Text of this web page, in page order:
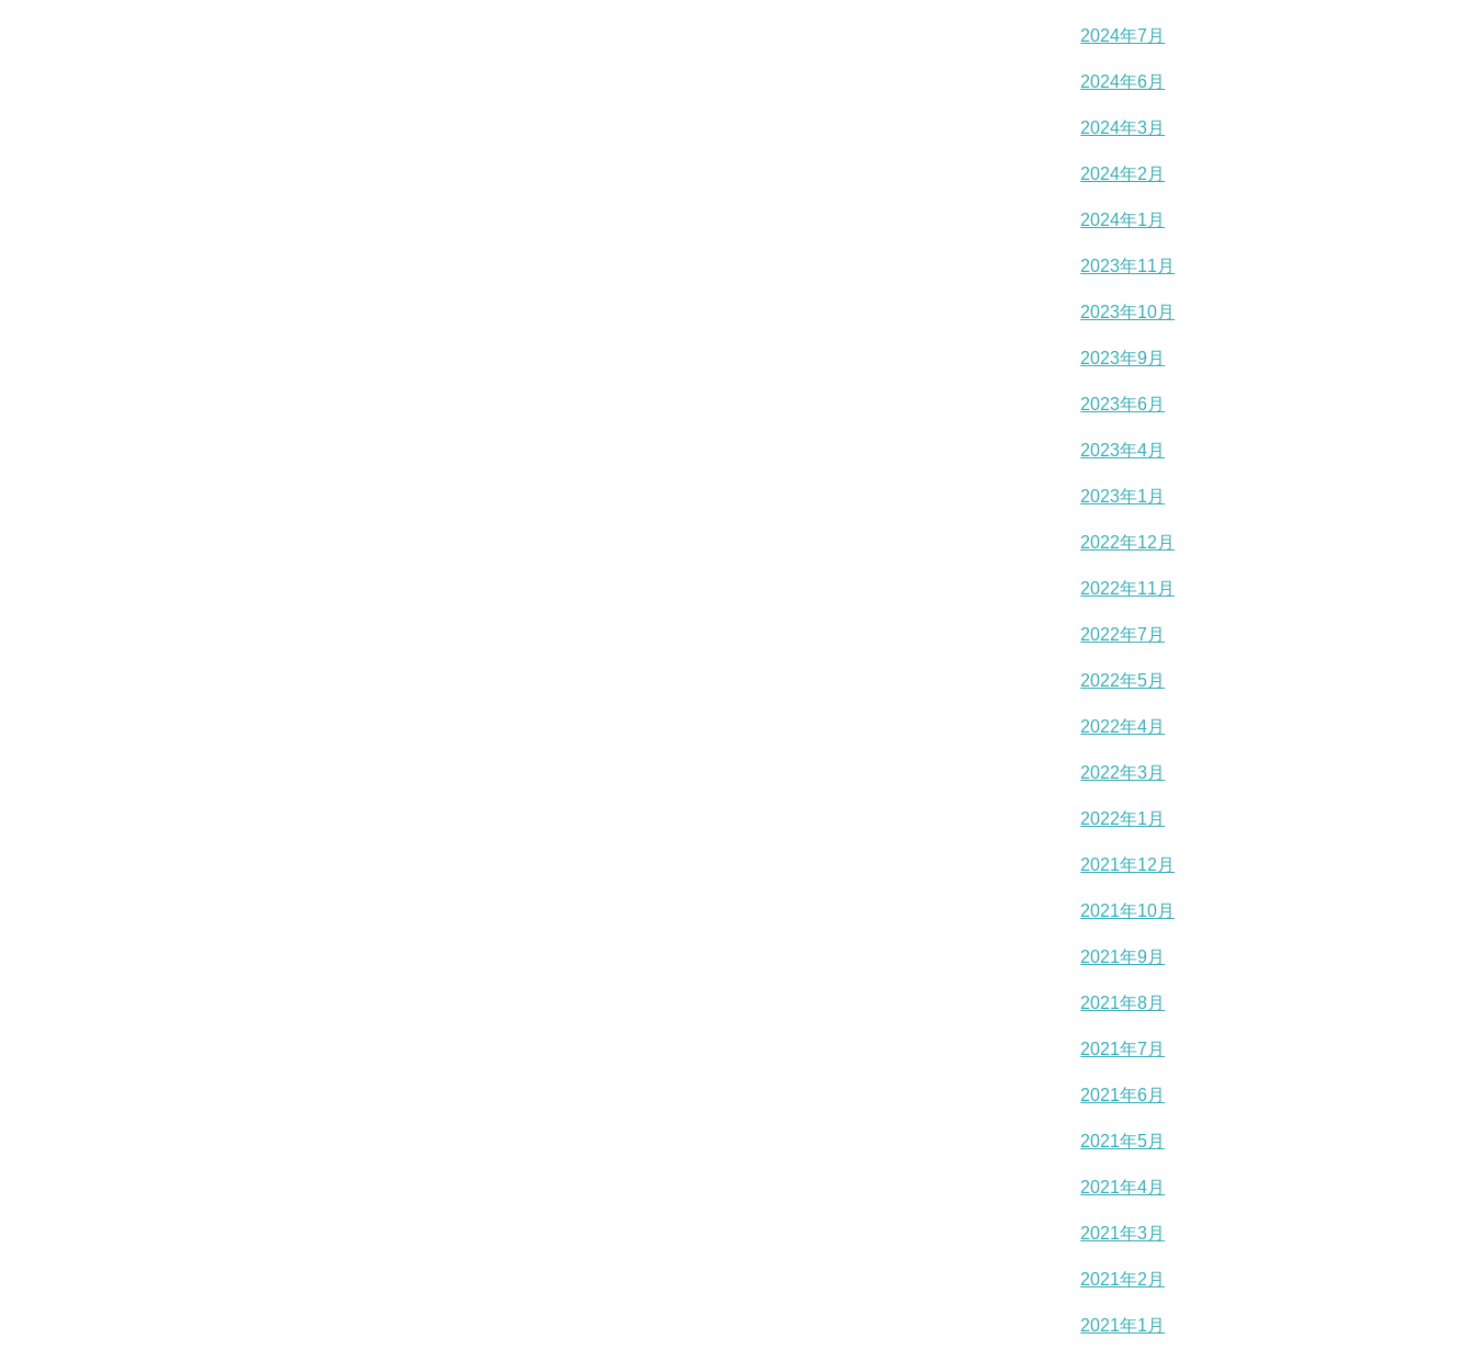
2024年7月
2024年6月
2024年3月
2024年2月
2024年1月
2023年11月
2023年10月
2023年9月
2023年6月
2023年4月
2023年1月
2022年12月
2022年11月
2022年7月
2022年5月
2022年4月
2022年3月
2022年1月
2021年12月
2021年10月
2021年9月
2021年8月
2021年7月
2021年6月
2021年5月
2021年4月
2021年3月
2021年2月
2021年1月